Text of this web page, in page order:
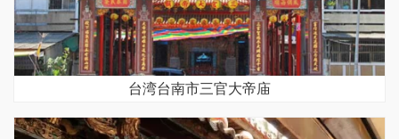
台湾台南市三官大帝庙